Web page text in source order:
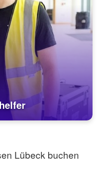
Lübeck buchen